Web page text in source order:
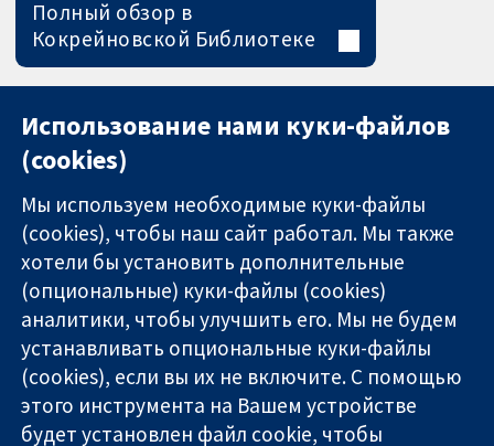
Полный обзор в
Кокрейновской Библиотеке
Надёжные
доказательства
Информированные
11-13 Cavendish
Square
London
W1G 0AN
United Kingdom
Связаться с
нами
Новости
Пресс-
служба
Использование нами куки-файлов
(cookies)
Мы используем необходимые куки-файлы
(cookies), чтобы наш сайт работал. Мы также
хотели бы установить дополнительные
(опциональные) куки-файлы (cookies)
аналитики, чтобы улучшить его. Мы не будем
устанавливать опциональные куки-файлы
(cookies), если вы их не включите. С помощью
этого инструмента на Вашем устройстве
будет установлен файл cookie, чтобы